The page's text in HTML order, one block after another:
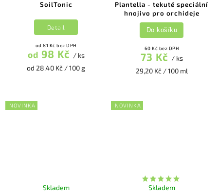
SoilTonic
od 81 Kč bez DPH
od 98 Kč / ks
od 28,40 Kč / 100 g
Detail
Plantella - tekuté speciální
hnojivo pro orchideje
60 Kč bez DPH
73 Kč / ks
29,20 Kč / 100 ml
Do košíku
NOVINKA
Skladem
NOVINKA
Skladem